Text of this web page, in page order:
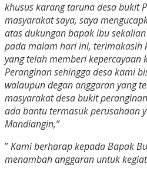
khusus karang taruna desa bukit
masyarakat saya, saya
atas dukungan bapak ibu
pada malam hari ini, terimakasih
yang telah memberi kepercayaan
Peranginan sehingga desa kami
walaupun degan anggaran yang
masyarakat desa bukit
ada bantu termasuk perusahaan
Mandiangin,”
”Kami berharap kepada Bapak
menambah anggaran untuk